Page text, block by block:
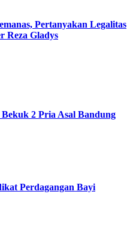
Pertanyakan Legalitas
Reza Gladys
2 Pria Asal Bandung
Perdagangan Bayi